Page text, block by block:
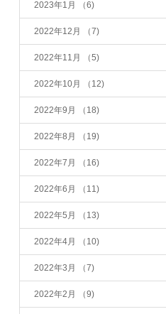
2023年1月 （6)
2022年12月 （7)
2022年11月 （5)
2022年10月 （12)
2022年9月 （18)
2022年8月 （19)
2022年7月 （16)
2022年6月 （11)
2022年5月 （13)
2022年4月 （10)
2022年3月 （7)
2022年2月 （9)